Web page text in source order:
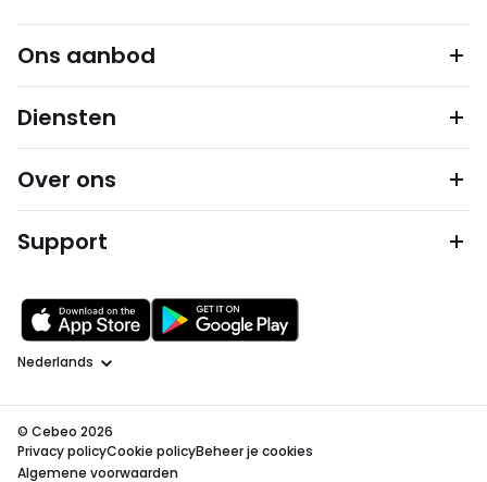
Ons aanbod
Diensten
Over ons
Support
Taal
© Cebeo 2026
Privacy policyCookie policyBeheer je cookies
Algemene voorwaarden